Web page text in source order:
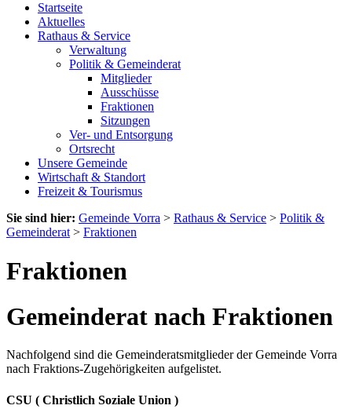
Startseite
Aktuelles
Rathaus & Service
Verwaltung
Politik & Gemeinderat
Mitglieder
Ausschüsse
Fraktionen
Sitzungen
Ver- und Entsorgung
Ortsrecht
Unsere Gemeinde
Wirtschaft & Standort
Freizeit & Tourismus
Sie sind hier: Gemeinde Vorra > Rathaus & Service > Politik &
Gemeinderat > Fraktionen
Fraktionen
Gemeinderat nach Fraktionen
Nachfolgend sind die Gemeinderatsmitglieder der Gemeinde Vorra
nach Fraktions-Zugehörigkeiten aufgelistet.
CSU ( Christlich Soziale Union )